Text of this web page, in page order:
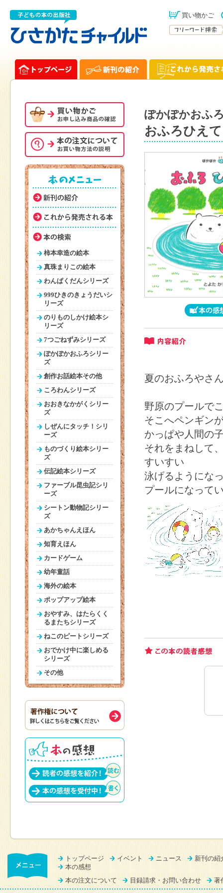
買い物かご
柿本幸造の絵本
真珠まりこの絵本
わんぱくだんシリーズ
999ひきのきょうだいシ
リーズ
のりものしかけ絵本シ
リーズ
7つごねずみシリーズ
ぽかぽかおふろシリー
ズ
創作お話絵本その他
ころわんシリーズ
おおきなかがくシリー
ズ
しぜんにタッチ！シリ
ーズ
ものづくり絵本シリー
ズ
伝記絵本シリーズ
ファーブル昆虫記シリ
ーズ
シートン動物記シリー
ズ
あかちゃんえほん
知育えほん
カードゲーム
幼年童話
海外の絵本
ポップアップ絵本
おやすみ、はたらくく
るまたちシリーズ
ねこのピートシリーズ
おでかけ中に楽しめる
シリーズ
その他
ぽかぽかおふ
おふろひえ
夏のおふろやさ
野原のプールで
そこへペンギン
かっぱや人間の
それをまねし
すいすい
泳げるようにな
プールになって
トップページ イベント ニュース
新刊の紹
本の感想
本の注文について
目録請求・お問い合わせ 著